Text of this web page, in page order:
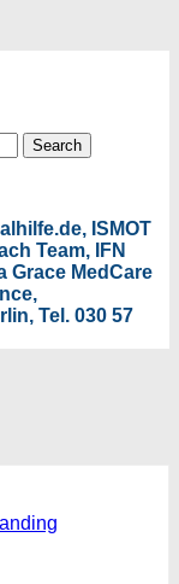
ISMOT
Team, IFN
Grace MedCare
Tel. 030 57